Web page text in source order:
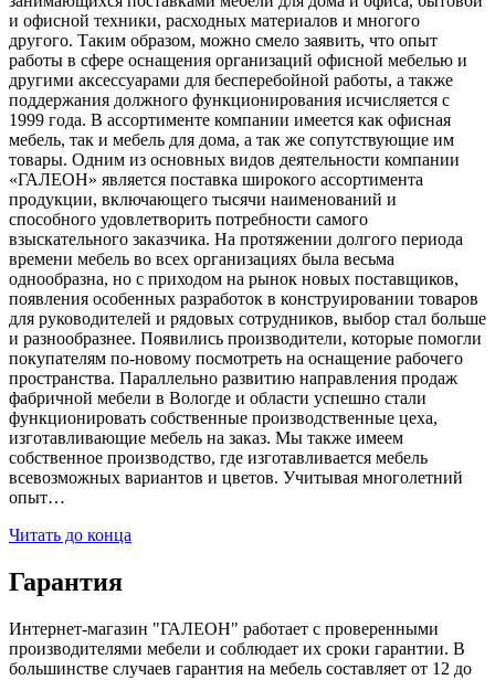
и офисной техники, расходных материалов и многого
другого. Таким образом, можно смело заявить, что опыт
работы в сфере оснащения организаций офисной мебелью и
другими аксессуарами для бесперебойной работы, а также
поддержания должного функционирования исчисляется с
1999 года. В ассортименте компании имеется как офисная
мебель, так и мебель для дома, а так же сопутствующие им
товары. Одним из основных видов деятельности компании
«ГАЛЕОН» является поставка широкого ассортимента
продукции, включающего тысячи наименований и
способного удовлетворить потребности самого
взыскательного заказчика. На протяжении долгого периода
времени мебель во всех организациях была весьма
однообразна, но с приходом на рынок новых поставщиков,
появления особенных разработок в конструировании товаров
для руководителей и рядовых сотрудников, выбор стал больше
и разнообразнее. Появились производители, которые помогли
покупателям по-новому посмотреть на оснащение рабочего
пространства. Параллельно развитию направления продаж
фабричной мебели в Вологде и области успешно стали
функционировать собственные производственные цеха,
изготавливающие мебель на заказ. Мы также имеем
собственное производство, где изготавливается мебель
всевозможных вариантов и цветов. Учитывая многолетний
опыт…
Читать до конца
Гарантия
Интернет-магазин "ГАЛЕОН" работает с проверенными
производителями мебели и соблюдает их сроки гарантии. В
большинстве случаев гарантия на мебель составляет от 12 до